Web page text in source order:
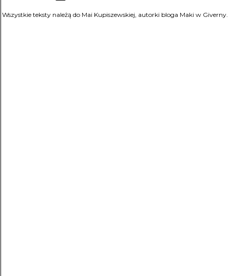
Wszystkie teksty należą do Mai Kupiszewskiej, autorki bloga Maki w Giverny.